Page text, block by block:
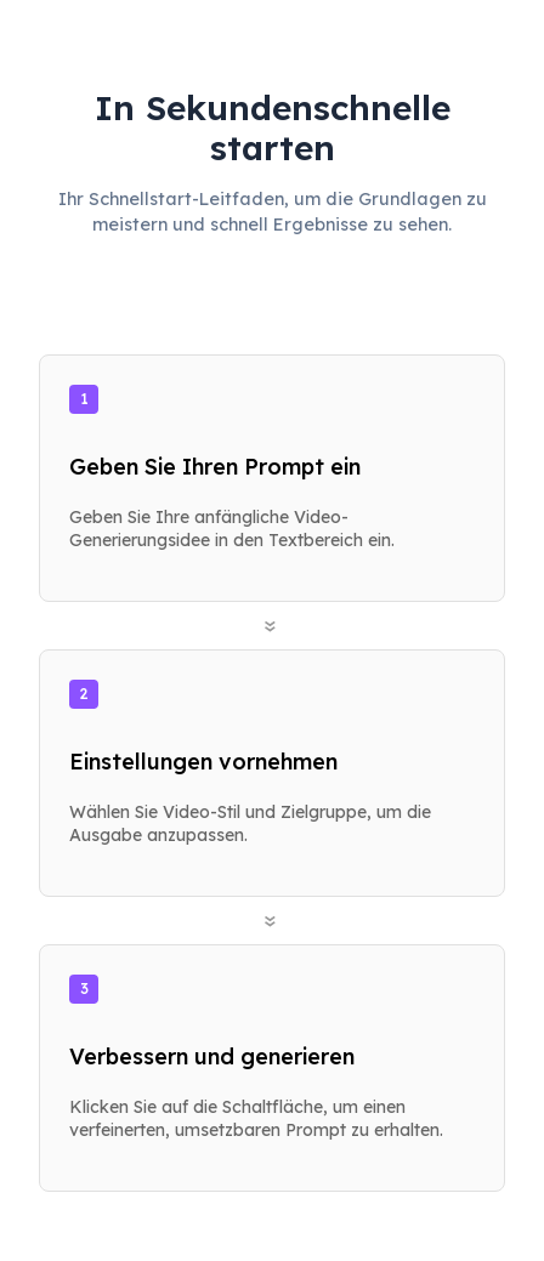
In Sekundenschnelle
starten
Ihr Schnellstart-Leitfaden, um die Grundlagen zu
meistern und schnell Ergebnisse zu sehen.
1
Geben Sie Ihren Prompt ein
Geben Sie Ihre anfängliche Video-
Generierungsidee in den Textbereich ein.
»
2
Einstellungen vornehmen
Wählen Sie Video-Stil und Zielgruppe, um die
Ausgabe anzupassen.
»
3
Verbessern und generieren
Klicken Sie auf die Schaltfläche, um einen
verfeinerten, umsetzbaren Prompt zu erhalten.